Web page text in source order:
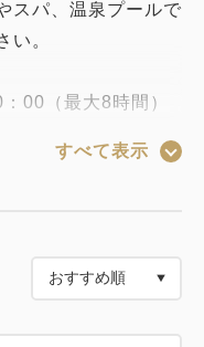
スパ、温泉プールで
い。
00（最大8時間）
すべて表示